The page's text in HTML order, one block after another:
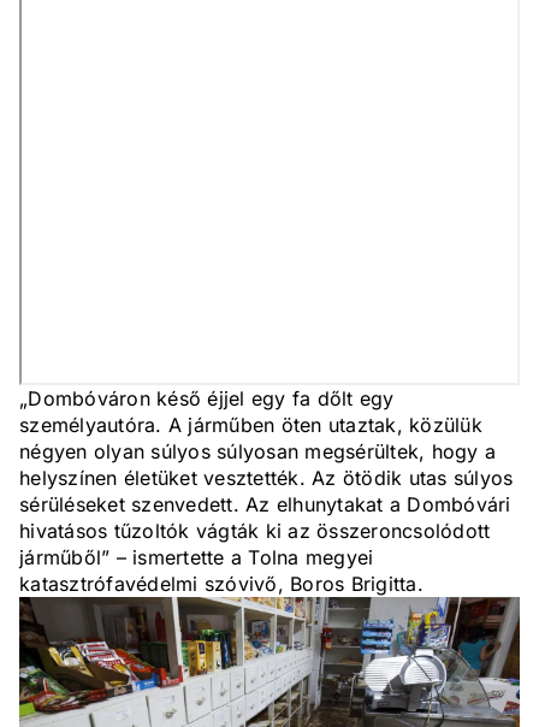
„Dombóváron késő éjjel egy fa dőlt egy
személyautóra. A járműben öten utaztak, közülük
négyen olyan súlyos súlyosan megsérültek, hogy a
helyszínen életüket vesztették. Az ötödik utas súlyos
sérüléseket szenvedett. Az elhunytakat a Dombóvári
hivatásos tűzoltók vágták ki az összeroncsolódott
járműből” – ismertette a Tolna megyei
katasztrófavédelmi szóvivő, Boros Brigitta.